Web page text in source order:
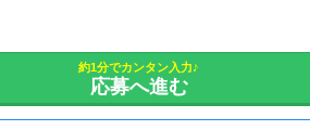
方には、月30〜50時間以上の配信を推奨し
約1分でカンタン入力♪
応募へ進む